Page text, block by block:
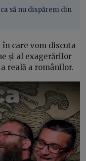
să nu dispărem din
care vom discuta
și al exagerărilor
reală a românilor.